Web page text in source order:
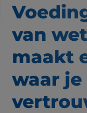
van
maakt
waar je